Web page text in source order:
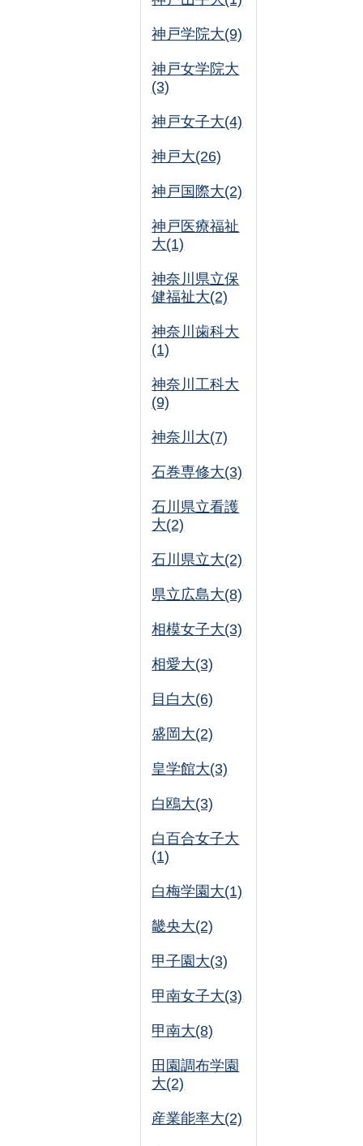
神戸学院大(9)
神戸女学院大
(3)
神戸女子大(4)
神戸大(26)
神戸国際大(2)
神戸医療福祉
大(1)
神奈川県立保
健福祉大(2)
神奈川歯科大
(1)
神奈川工科大
(9)
神奈川大(7)
石巻専修大(3)
石川県立看護
大(2)
石川県立大(2)
県立広島大(8)
相模女子大(3)
相愛大(3)
目白大(6)
盛岡大(2)
皇学館大(3)
白鴎大(3)
白百合女子大
(1)
白梅学園大(1)
畿央大(2)
甲子園大(3)
甲南女子大(3)
甲南大(8)
田園調布学園
大(2)
産業能率大(2)